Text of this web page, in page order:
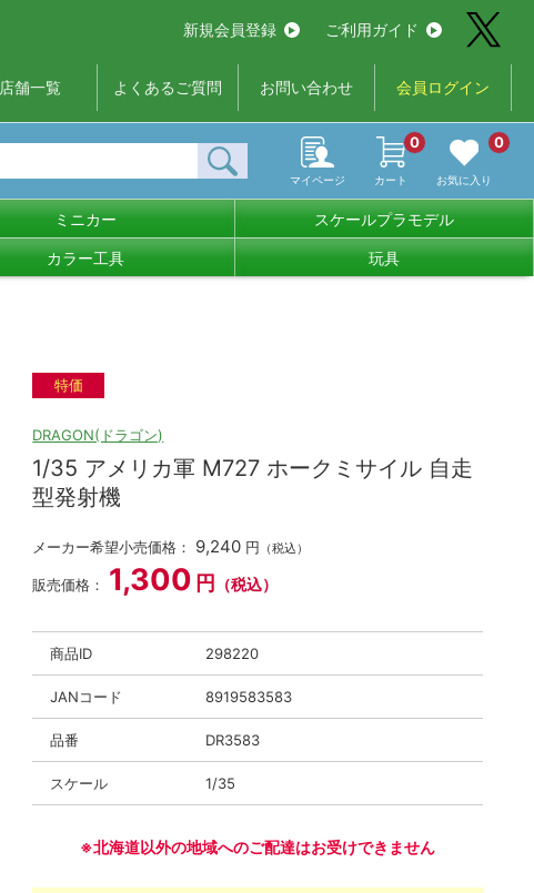
新規会員登録 ご利用ガイド
店舗一覧 よくあるご質問 お問い合わせ 会員ログイン
マイページ カート
0
お気に入り
0
ミニカー スケールプラモデル
カラー工具 玩具
特価
DRAGON(ドラゴン)
1/35 アメリカ軍 M727 ホークミサイル 自走
型発射機
メーカー希望小売価格： 9,240 円 （税込）
販売価格： 1,300 円 （税込）
商品ID 298220
JANコード 8919583583
品番 DR3583
スケール 1/35
※北海道以外の地域へのご配達はお受けできません